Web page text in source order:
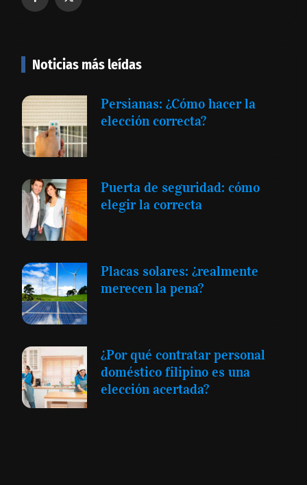
Noticias más leídas
Persianas: ¿Cómo hacer la
elección correcta?
Puerta de seguridad: cómo
elegir la correcta
Placas solares: ¿realmente
merecen la pena?
¿Por qué contratar personal
doméstico filipino es una
elección acertada?